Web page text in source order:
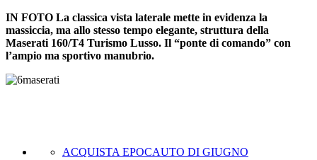
IN FOTO La classica vista laterale mette in evidenza la
massiccia, ma allo stesso tempo elegante, struttura della
Maserati 160/T4 Turismo Lusso. Il “ponte di comando” con
l’ampio ma sportivo manubrio.
ACQUISTA EPOCAUTO DI GIUGNO